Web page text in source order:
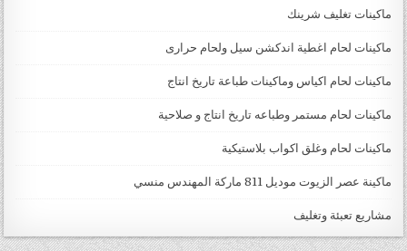
ماكينات تغليف شرينك
ماكينات لحام اغطية اندكشن سيل ولحام حرارى
ماكينات لحام اكياس وماكينات طباعة تاريخ انتاج
ماكينات لحام مستمر وطباعه تاريخ انتاج و صلاحية
ماكينات لحام وغلق اكواب بلاستيكية
ماكينة عصر الزيوت موديل 811 ماركة المهندس منسي
مشاريع تعبئة وتغليف